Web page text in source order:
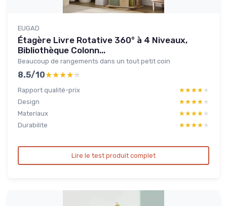
EUGAD
Étagère Livre Rotative 360° à 4 Niveaux,
Bibliothèque Colonn...
Beaucoup de rangements dans un tout petit coin
8.5/10★★★★★
★★★★★
Rapport qualité-prix ★★★★★
★★★★★
Design
★★★★★
★★★★★
Materiaux
★★★★★
★★★★★
Durabilite
★★★★★
★★★★★
Lire le test produit complet